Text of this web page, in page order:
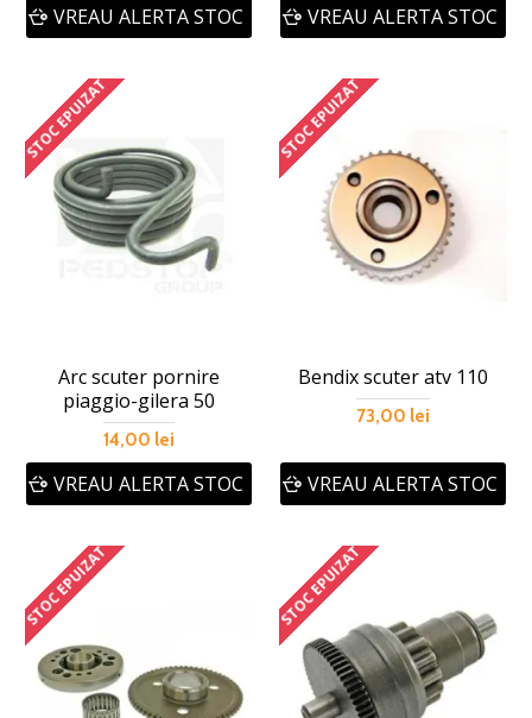
VREAU ALERTA STOC VREAU ALERTA STOC
STOC EPUIZAT
Arc scuter pornire
piaggio-gilera 50
14,00 lei
VREAU ALERTA STOC
STOC EPUIZAT
Bendix scuter atv 110
73,00 lei
VREAU ALERTA STOC
STOC EPUIZAT STOC EPUIZAT